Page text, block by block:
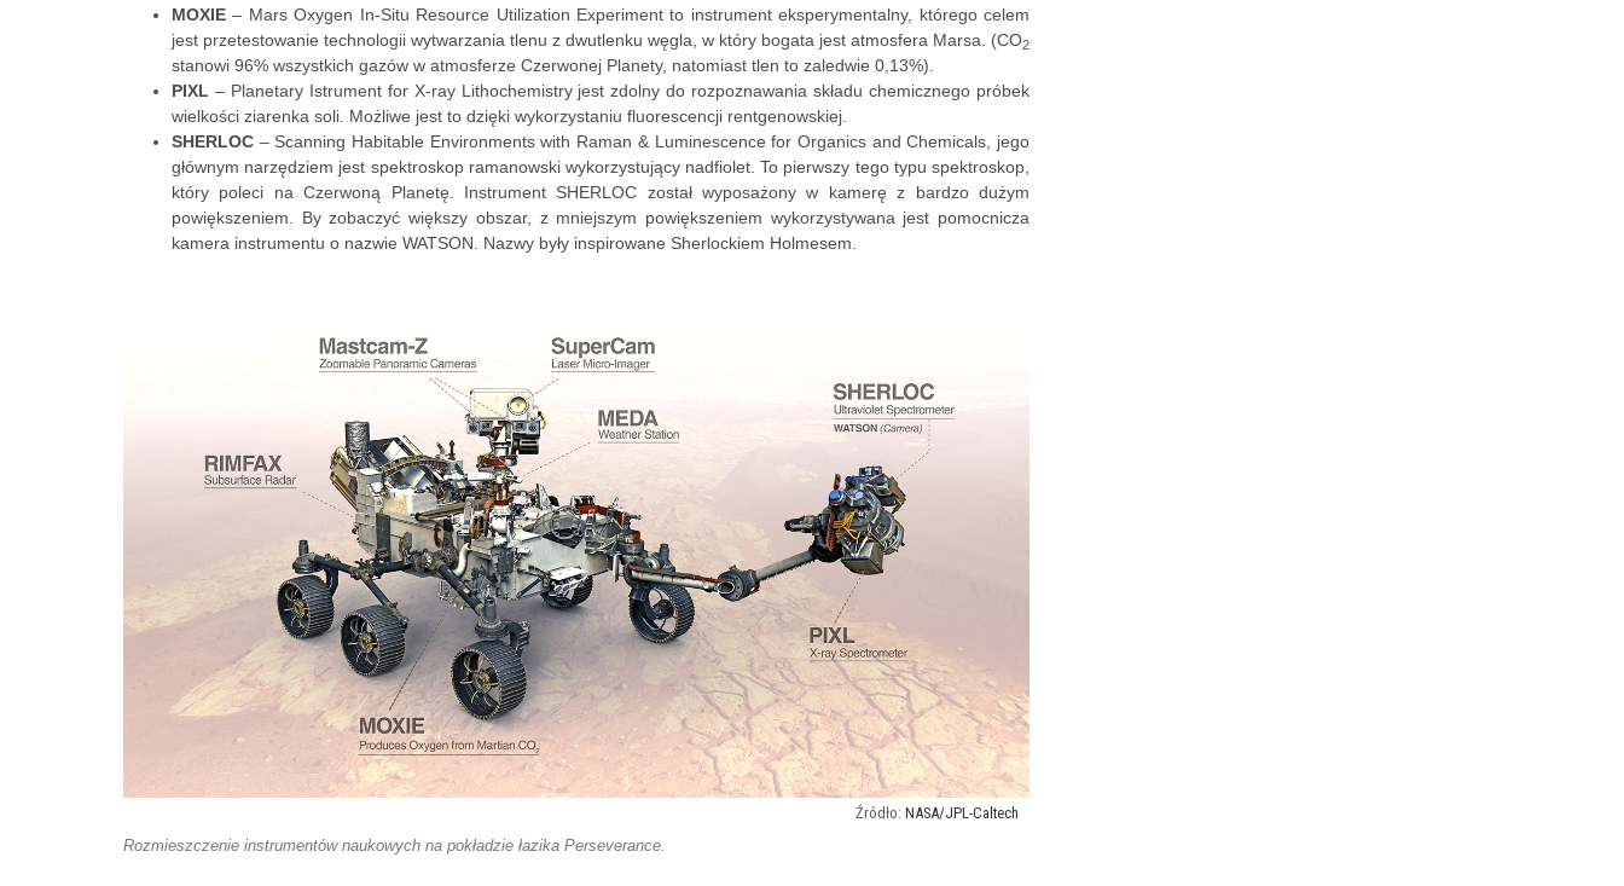
MOXIE – Mars Oxygen In-Situ Resource Utilization Experiment to instrument eksperymentalny, którego celem
jest przetestowanie technologii wytwarzania tlenu z dwutlenku węgla, w który bogata jest atmosfera Marsa. (CO2
stanowi 96% wszystkich gazów w atmosferze Czerwonej Planety, natomiast tlen to zaledwie 0,13%).
PIXL – Planetary Istrument for X-ray Lithochemistry jest zdolny do rozpoznawania składu chemicznego próbek
wielkości ziarenka soli. Możliwe jest to dzięki wykorzystaniu fluorescencji rentgenowskiej.
SHERLOC – Scanning Habitable Environments with Raman & Luminescence for Organics and Chemicals, jego
głównym narzędziem jest spektroskop ramanowski wykorzystujący nadfiolet. To pierwszy tego typu spektroskop,
który poleci na Czerwoną Planetę. Instrument SHERLOC został wyposażony w kamerę z bardzo dużym
powiększeniem. By zobaczyć większy obszar, z mniejszym powiększeniem wykorzystywana jest pomocnicza
kamera instrumentu o nazwie WATSON. Nazwy były inspirowane Sherlockiem Holmesem.
NASA/JPL-Caltech
Rozmieszczenie instrumentów naukowych na pokładzie łazika Perseverance.